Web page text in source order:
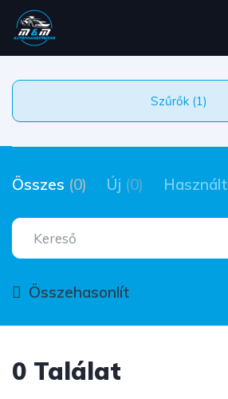
Szűrők (1)
Összes (0) Új (0) Használt
Összehasonlít
0 Találat